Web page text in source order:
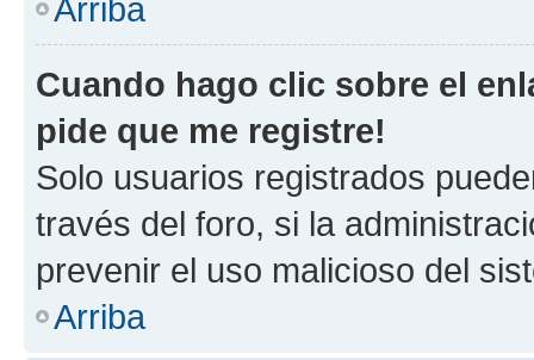
Arriba
Cuando hago clic sobre el
pide que me registre!
Solo usuarios registrados
través del foro, si la
prevenir el uso malicioso del
Arriba